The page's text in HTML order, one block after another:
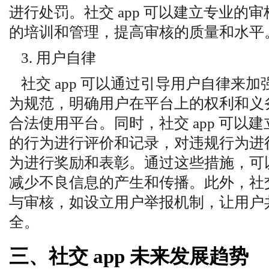
进行处罚。社交 app 可以建立专业的
的培训和管理，提高审核的质量和水平
3. 用户自律
社交 app 可以通过引导用户自律来
为规范，明确用户在平台上的权利和
合法使用平台。同时，社交 app 可以
的行为进行评价和记录，对违规行为
为进行奖励和表彰。通过这些措施，
减少不良信息的产生和传播。此外，社
与审核，如设立用户举报机制，让用
全。
三、社交 app 未来发展趋势